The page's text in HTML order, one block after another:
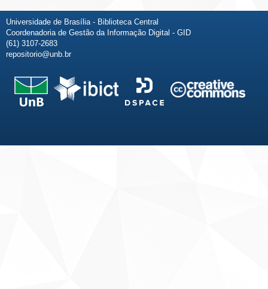
Universidade de Brasília - Biblioteca Central
Coordenadoria de Gestão da Informação Digital - GID
(61) 3107-2683
repositorio@unb.br